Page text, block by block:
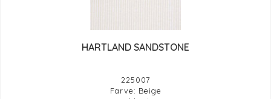
HARTLAND SANDSTONE
225007
Farve: Beige